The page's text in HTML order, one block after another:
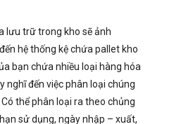
lưu trữ trong kho sẽ ảnh
hệ thống kệ chứa pallet kho
bạn chứa nhiều loại hàng hóa
nghĩ đến việc phân loại chúng
Có thể phân loại ra theo chủng
sử dụng, ngày nhập – xuất,